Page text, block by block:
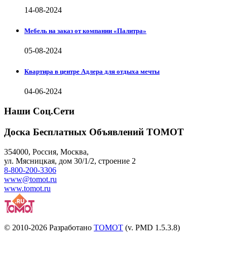
14-08-2024
Мебель на заказ от компании «Палитра»
05-08-2024
Квартира в центре Адлера для отдыха мечты
04-06-2024
Наши Соц.Сети
Доска Бесплатных Объявлений ТОМОТ
354000, Россия, Москва,
ул. Мясницкая, дом 30/1/2, строение 2
8-800-200-3306
www@tomot.ru
www.tomot.ru
© 2010-2026 Разработано TOMOT (v. PMD 1.5.3.8)